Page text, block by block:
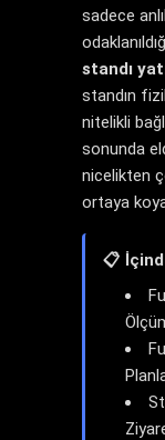
sadece
standı
standın
nitelikli
sonunda
nicelikten
ortaya
📋